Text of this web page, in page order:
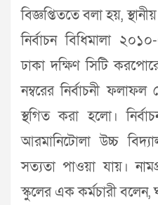
বিজ্ঞপ্তিততে বলা হয়,
নির্বাচন বিধিমালা
ঢাকা দক্ষিণ সিটি
নম্বরের নির্বাচনী
স্থগিত করা হলো।
আরমানিটোলা উচ্চ
সত্যতা পাওয়া যায়।
স্কুলের এক কর্মচারী